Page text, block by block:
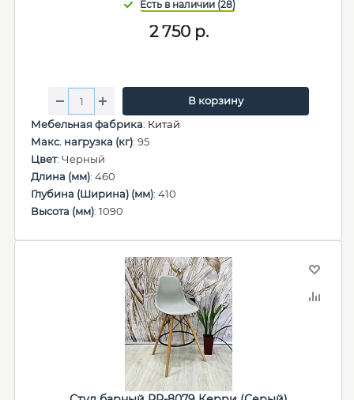
2 750р.
В корзину
Мебельная фабрика: Китай
Макс. нагрузка (кг): 95
Цвет: Черный
Длина (мм): 460
Глубина (Ширина) (мм): 410
Высота (мм): 1090